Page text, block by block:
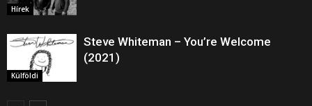
Hírek
Külföldi
Steve Whiteman ‎– You’re Welcome
(2021)